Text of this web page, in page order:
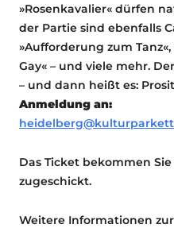
»Rosenkavalier« dürfen
der Partie sind ebenfalls
»Aufforderung zum
Gay« – und viele mehr.
– und dann heißt es:
Anmeldung an:
Das Ticket bekommen Sie
zugeschickt.
Weitere Informationen